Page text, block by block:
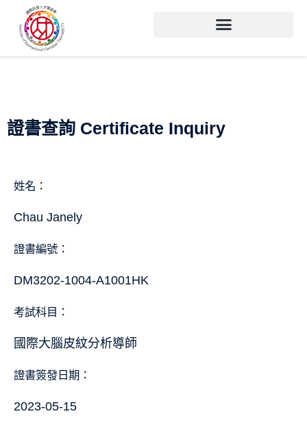
證書查詢 Certificate Inquiry
姓名：
Chau Janely
證書編號：
DM3202-1004-A1001HK
考試科目：
國際大腦皮紋分析導師
證書簽發日期：
2023-05-15